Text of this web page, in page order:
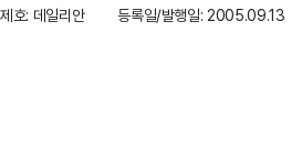
제호: 데일리안
등록일/발행일: 2005.09.13